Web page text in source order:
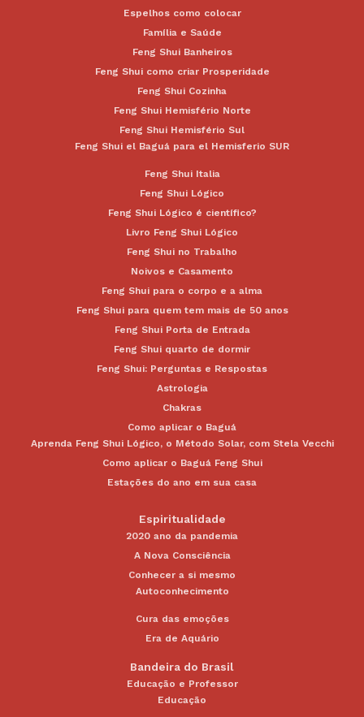
Espelhos como colocar
Família e Saúde
Feng Shui Banheiros
Feng Shui como criar Prosperidade
Feng Shui Cozinha
Feng Shui Hemisfério Norte
Feng Shui Hemisfério Sul
Feng Shui el Baguá para el Hemisferio SUR
Feng Shui Italia
Feng Shui Lógico
Feng Shui Lógico é científico?
Livro Feng Shui Lógico
Feng Shui no Trabalho
Noivos e Casamento
Feng Shui para o corpo e a alma
Feng Shui para quem tem mais de 50 anos
Feng Shui Porta de Entrada
Feng Shui quarto de dormir
Feng Shui: Perguntas e Respostas
Astrologia
Chakras
Como aplicar o Baguá
Aprenda Feng Shui Lógico, o Método Solar, com Stela Vecchi
Como aplicar o Baguá Feng Shui
Estações do ano em sua casa
Espiritualidade
2020 ano da pandemia
A Nova Consciência
Conhecer a si mesmo
Autoconhecimento
Cura das emoções
Era de Aquário
Bandeira do Brasil
Educação e Professor
Educação